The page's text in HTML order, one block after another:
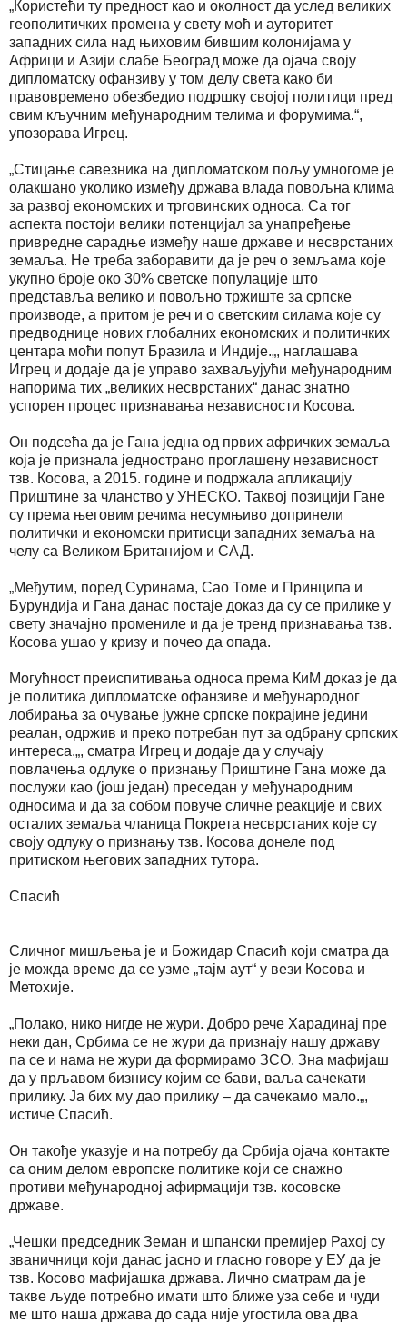
„Користећи ту предност као и околност да услед великих
геополитичких промена у свету моћ и ауторитет
западних сила над њиховим бившим колонијама у
Африци и Азији слабе Београд може да ојача своју
дипломатску офанзиву у том делу света како би
правовремено обезбедио подршку својој политици пред
свим кључним међународним телима и форумима.“,
упозорава Игрец.
„Стицање савезника на дипломатском пољу умногоме је
олакшано уколико између држава влада повољна клима
за развој економских и трговинских односа. Са тог
аспекта постоји велики потенцијал за унапређење
привредне сарадње између наше државе и несврстаних
земаља. Не треба заборавити да је реч о земљама које
укупно броје око 30% светске популације што
представља велико и повољно тржиште за српске
производе, а притом је реч и о светским силама које су
предводнице нових глобалних економских и политичких
центара моћи попут Бразила и Индије.„, наглашава
Игрец и додаје да је управо захваљујући међународним
напорима тих „великих несврстаних“ данас знатно
успорен процес признавања независности Косова.
Он подсећа да је Гана једна од првих афричких земаља
која је признала једнострано проглашену независност
тзв. Косова, а 2015. године и подржала апликацију
Приштине за чланство у УНЕСКО. Таквој позицији Гане
су према његовим речима несумњиво допринели
политички и економски притисци западних земаља на
челу са Великом Британијом и САД.
„Међутим, поред Суринама, Сао Томе и Принципа и
Бурундија и Гана данас постаје доказ да су се прилике у
свету значајно промениле и да је тренд признавања тзв.
Косова ушао у кризу и почео да опада.
Могућност преиспитивања односа према КиМ доказ је да
је политика дипломатске офанзиве и међународног
лобирања за очување јужне српске покрајине једини
реалан, одржив и преко потребан пут за одбрану српских
интереса.„, сматра Игрец и додаје да у случају
повлачења одлуке о признању Приштине Гана може да
послужи као (још један) преседан у међународним
односима и да за собом повуче сличне реакције и свих
осталих земаља чланица Покрета несврстаних које су
своју одлуку о признању тзв. Косова донеле под
притиском његових западних тутора.
Спасић
Сличног мишљења је и Божидар Спасић који сматра да
је можда време да се узме „тајм аут“ у вези Косова и
Метохије.
„Полако, нико нигде не жури. Добро рече Харадинај пре
неки дан, Србима се не жури да признају нашу државу
па се и нама не жури да формирамо ЗСО. Зна мафијаш
да у прљавом бизнису којим се бави, ваља сачекати
прилику. Ја бих му дао прилику – да сачекамо мало.„,
истиче Спасић.
Он такође указује и на потребу да Србија ојача контакте
са оним делом европске политике који се снажно
противи међународној афирмацији тзв. косовске
државе.
„Чешки председник Земан и шпански премијер Рахој су
званичници који данас јасно и гласно говоре у ЕУ да је
тзв. Косово мафијашка држава. Лично сматрам да је
такве људе потребно имати што ближе уза себе и чуди
ме што наша држава до сада није угостила ова два